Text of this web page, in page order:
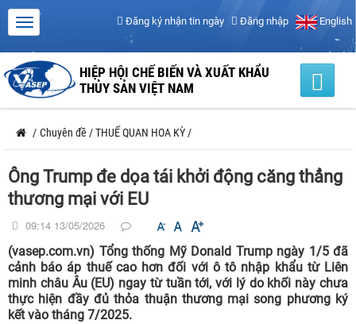
Đăng ký nhận tin ngày Đăng nhập English
HIỆP HỘI CHẾ BIẾN VÀ XUẤT KHẨU
THỦY SẢN VIỆT NAM
/ Chuyên đề /THUẾ QUAN HOA KỲ /
Ông Trump đe dọa tái khởi động căng thẳng
thương mại với EU
09:14 13/05/2026
(vasep.com.vn) Tổng thống Mỹ Donald Trump ngày 1/5 đã
cảnh báo áp thuế cao hơn đối với ô tô nhập khẩu từ Liên
minh châu Âu (EU) ngay từ tuần tới, với lý do khối này chưa
thực hiện đầy đủ thỏa thuận thương mại song phương ký
kết vào tháng 7/2025.